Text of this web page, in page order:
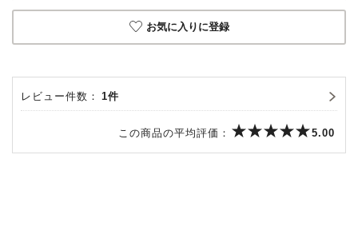
お気に入りに登録
レビュー件数： 1件
この商品の平均評価： 5.00